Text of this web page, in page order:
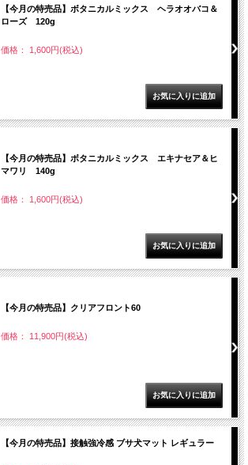
【今月の特売品】ボタニカルミックス ヘラオオバコ＆
ローズ 120g
価格： 1,600円(税込)
【今月の特売品】ボタニカルミックス エキナセア＆ヒ
マワリ 140g
価格： 1,600円(税込)
【今月の特売品】クリアフロント60
価格： 11,900円(税込)
【今月の特売品】接触強冷感 ブサ犬マット レギュラー